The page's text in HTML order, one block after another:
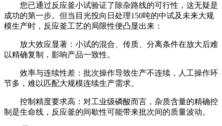
您已通过反应釜小试验证了除杂路线的可行性，这无疑是
成功的第一步。但当目光投向日处理150吨的中试及未来大规
模生产时，反应釜工艺的局限性便凸显出来：
放大效应显著：小试的混合、传质、分离条件在放大后难
以精确复制，影响产品一致性。
效率与连续性差：批次操作导致生产不连续，人工操作环
节多，难以匹配大规模连续生产需求。
控制精度要求高：对工业级磷酸而言，杂质含量的精确控
制是生命线，反应釜的间歇性可能带来批次间的质量波动。